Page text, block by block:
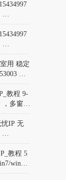
官
教程 9-
，多窗口
自助购
忧IP 无
程/下
教程 5
win10
支持